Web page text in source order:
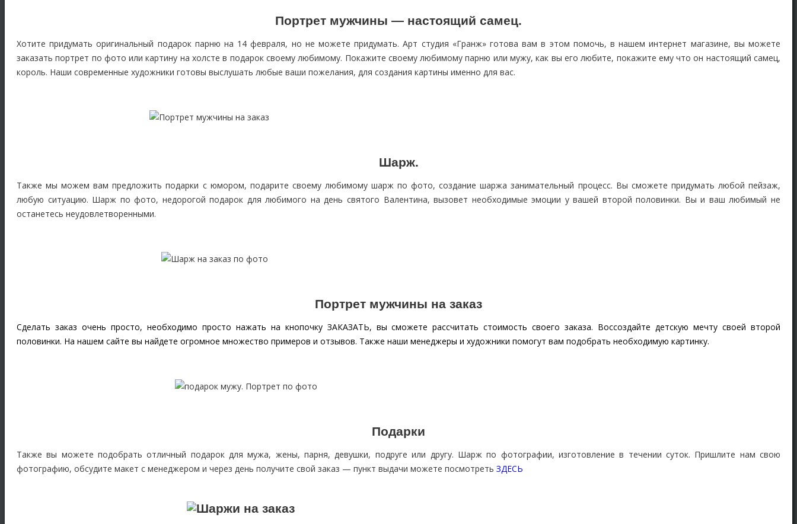
Портрет мужчины — настоящий самец.
Хотите придумать оригинальный подарок парню на 14 февраля, но не можете придумать. Арт студия «Гранж» готова вам в этом помочь, в нашем интернет магазине, вы можете
заказать портрет по фото или картину на холсте в подарок своему любимому. Покажите своему любимому парню или мужу, как вы его любите, покажите ему что он настоящий самец,
король. Наши современные художники готовы выслушать любые ваши пожелания, для создания картины именно для вас.
Шарж.
Также мы можем вам предложить подарки с юмором, подарите своему любимому шарж по фото, создание шаржа занимательный процесс. Вы сможете придумать любой пейзаж,
любую ситуацию. Шарж по фото, недорогой подарок для любимого на день святого Валентина, вызовет необходимые эмоции у вашей второй половинки. Вы и ваш любимый не
останетесь неудовлетворенными.
Портрет мужчины на заказ
Сделать заказ очень просто, необходимо просто нажать на кнопочку ЗАКАЗАТЬ, вы сможете рассчитать стоимость своего заказа. Воссоздайте детскую мечту своей второй
половинки. На нашем сайте вы найдете огромное множество примеров и отзывов. Также наши менеджеры и художники помогут вам подобрать необходимую картинку.
Подарки
Также вы можете подобрать отличный подарок для мужа, жены, парня, девушки, подруге или другу. Шарж по фотографии, изготовление в течении суток. Пришлите нам свою
фотографию, обсудите макет с менеджером и через день получите свой заказ — пункт выдачи можете посмотреть ЗДЕСЬ